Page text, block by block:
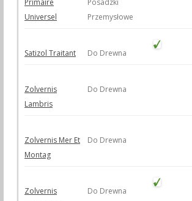
Primaire
Universel
Posadzki
Przemysłowe
Satizol Traitant Do Drewna
Zolvernis
Lambris
Do Drewna
Zolvernis Mer Et
Montag
Do Drewna
Zolvernis
Do Drewna